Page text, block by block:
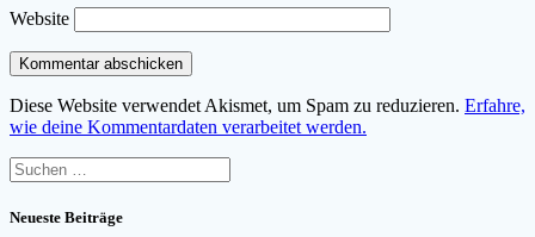
Website
Diese Website verwendet Akismet, um Spam zu reduzieren. Erfahre,
wie deine Kommentardaten verarbeitet werden.
Suchen
nach:
Neueste Beiträge